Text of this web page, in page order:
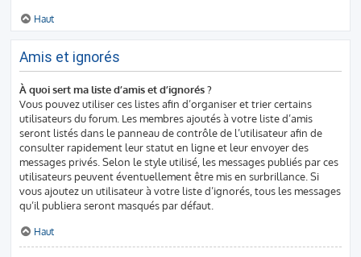
Haut
Amis et ignorés
À quoi sert ma liste d’amis et d’ignorés ?
Vous pouvez utiliser ces listes afin d’organiser et trier certains
utilisateurs du forum. Les membres ajoutés à votre liste d’amis
seront listés dans le panneau de contrôle de l’utilisateur afin de
consulter rapidement leur statut en ligne et leur envoyer des
messages privés. Selon le style utilisé, les messages publiés par ces
utilisateurs peuvent éventuellement être mis en surbrillance. Si
vous ajoutez un utilisateur à votre liste d’ignorés, tous les messages
qu’il publiera seront masqués par défaut.
Haut